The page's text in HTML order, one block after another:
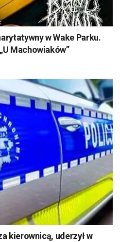
w Wake Parku.
Machowiaków”
kierownicą, uderzył w